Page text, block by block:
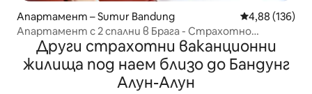
Апартамент – Sumur Bandung Средна
4,88 (136)
Апартамент с 2 спални в Брага - Страхотно
местоположение
Други страхотни ваканционни
жилища под наем близо до Бандунг
Алун-Алун